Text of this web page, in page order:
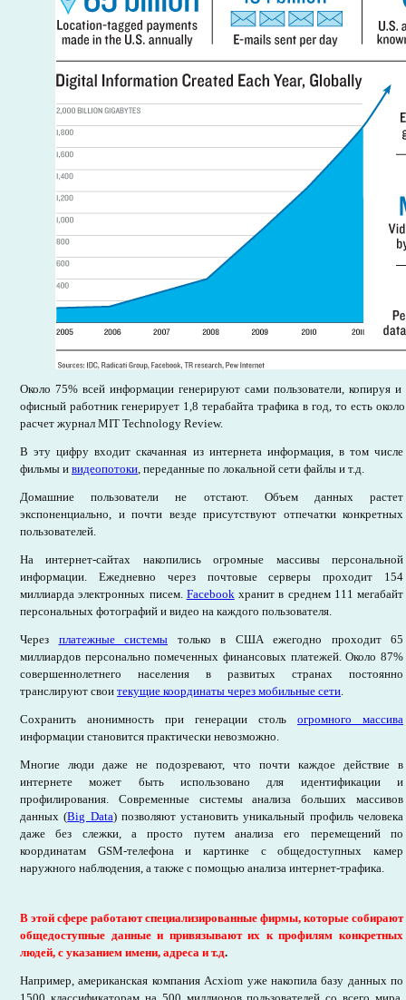
Около 75% всей информации генерируют сами пользователи, копируя
офисный работник генерирует 1,8 терабайта трафика в год, то есть
расчет журнал MIT Technology Review.
В эту цифру входит скачанная из интернета информация, в том числе
фильмы и видеопотоки, переданные по локальной сети файлы и т.д.
Домашние пользователи не отстают. Объем данных растет
экспоненциально, и почти везде присутствуют отпечатки конкретных
пользователей.
На интернет-сайтах накопились огромные массивы персональной
информации. Ежедневно через почтовые серверы проходит 154
миллиарда электронных писем. Facebookхранит в среднем 111 мегабайт
персональных фотографий и видео на каждого пользователя.
Через платежные системы только в США ежегодно проходит 65
миллиардов персонально помеченных финансовых платежей. Около 87%
совершеннолетнего населения в развитых странах постоянно
транслируют свои текущие координаты через мобильные сети.
Сохранить анонимность при генерации столь огромного массива
информации становится практически невозможно.
Многие люди даже не подозревают, что почти каждое действие в
интернете может быть использовано для идентификации и
профилирования. Современные системы анализа больших массивов
данных (Big Data) позволяют установить уникальный профиль человека
даже без слежки, а просто путем анализа его перемещений по
координатам GSM-телефона и картинке с общедоступных камер
наружного наблюдения, а также с помощью анализа интернет-трафика.
В этой сфере работают специализированные фирмы, которые собирают
общедоступные данные и привязывают их к профилям конкретных
людей, с указанием имени, адреса и т.д.
Например, американская компания Acxiom уже накопила базу данных по